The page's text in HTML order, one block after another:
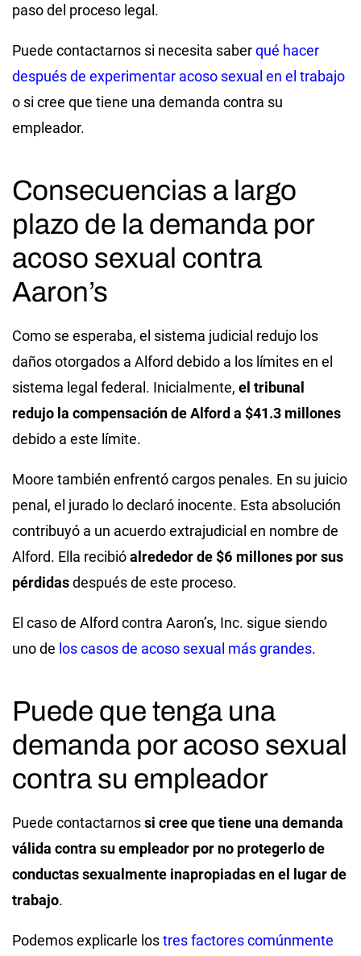
paso del proceso legal.
Puede contactarnos si necesita saberqué hacer
después de experimentar acoso sexual en el trabajo
o si cree que tiene una demanda contra su
empleador.
Consecuencias a largo
plazo de la demanda por
acoso sexual contra
Aaron’s
Como se esperaba, el sistema judicial redujo los
daños otorgados a Alford debido a los límites en el
sistema legal federal. Inicialmente, el tribunal
redujo la compensación de Alford a $41.3 millones
debido a este límite.
Moore también enfrentó cargos penales. En su juicio
penal, el jurado lo declaró inocente. Esta absolución
contribuyó a un acuerdo extrajudicial en nombre de
Alford. Ella recibióalrededor de $6 millones por sus
pérdidasdespués de este proceso.
El caso de Alford contra Aaron’s, Inc. sigue siendo
uno de los casos de acoso sexual más grandes.
Puede que tenga una
demanda por acoso sexual
contra su empleador
Puede contactarnossi cree que tiene una demanda
válida contra su empleador por no protegerlo de
conductas sexualmente inapropiadas en el lugar de
trabajo.
Podemos explicarle lostres factores comúnmente